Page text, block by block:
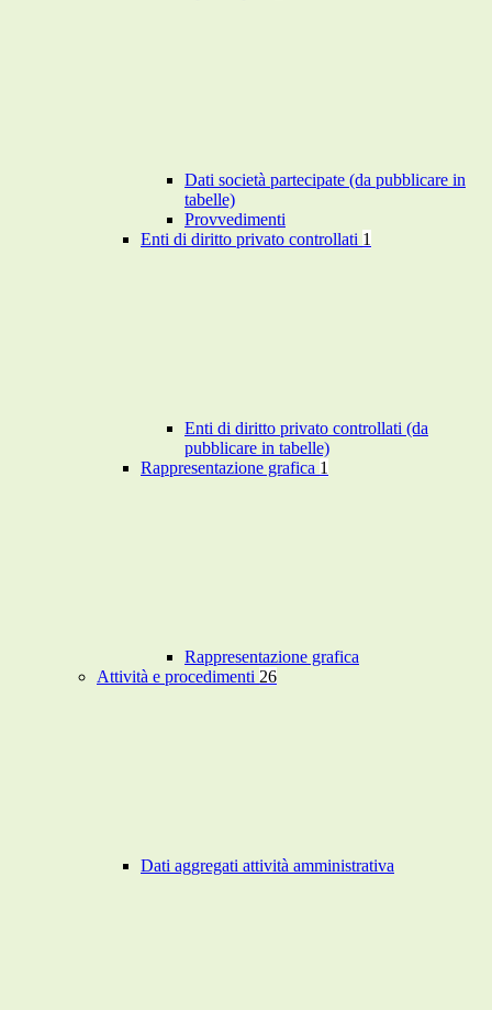
Dati società partecipate (da pubblicare in
tabelle)
Provvedimenti
Enti di diritto privato controllati 1
Enti di diritto privato controllati (da
pubblicare in tabelle)
Rappresentazione grafica 1
Rappresentazione grafica
Attività e procedimenti 26
Dati aggregati attività amministrativa